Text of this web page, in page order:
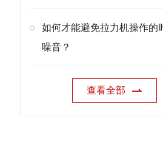
如何才能避免拉力机操作的
噪音？
查看全部